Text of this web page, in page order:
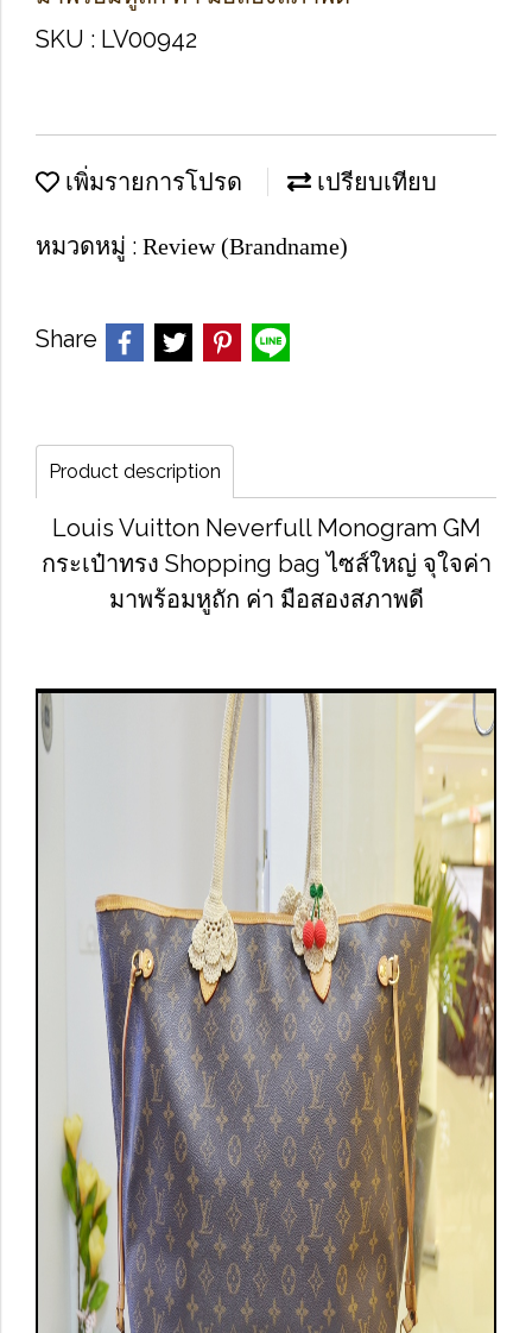
SKU : LV00942
เพิ่มรายการโปรด เปรียบเทียบ
หมวดหมู่ : Review (Brandname)
Share
Product description
Louis Vuitton Neverfull Monogram GM
กระเป๋าทรง Shopping bag ไซส์ใหญ่ จุใจค่า
มาพร้อมหูถัก ค่า มือสองสภาพดี